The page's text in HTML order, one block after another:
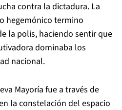
contra la dictadura. La
hegemónico termino
la polis, haciendo sentir que
dominaba los
nacional.
Mayoría fue a través de
la constelación del espacio